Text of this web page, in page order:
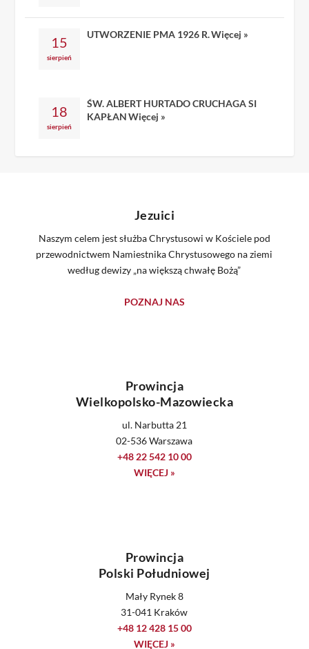
15
sierpień
UTWORZENIE PMA 1926 R.Więcej »
18
sierpień
ŚW. ALBERT HURTADO CRUCHAGA SI
KAPŁAN Więcej »
Jezuici
Naszym celem jest służba Chrystusowi w Kościele pod
przewodnictwem Namiestnika Chrystusowego na ziemi
według dewizy „na większą chwałę Bożą”
POZNAJ NAS
Prowincja
Wielkopolsko-Mazowiecka
ul. Narbutta 21
02-536 Warszawa
+48 22 542 10 00
WIĘCEJ »
Prowincja
Polski Południowej
Mały Rynek 8
31-041 Kraków
+48 12 428 15 00
WIĘCEJ »